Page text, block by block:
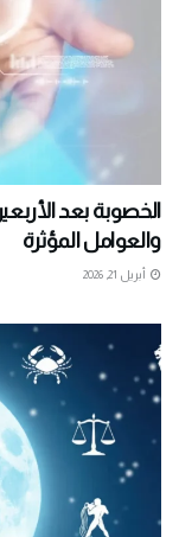
الخصوبة بعد
والعوامل المؤثرة
أبريل 21, 2026